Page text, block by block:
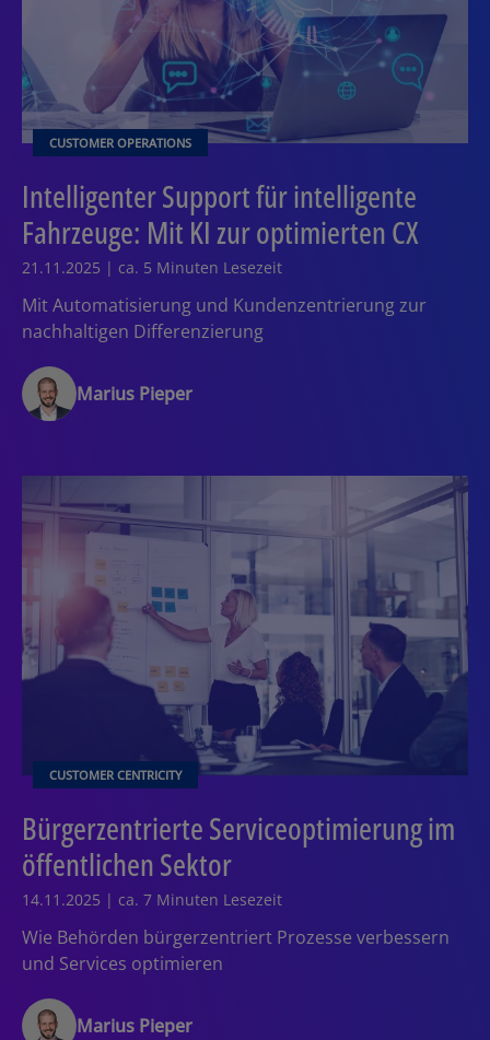
CUSTOMER OPERATIONS
Intelligenter Support für intelligente
Fahrzeuge: Mit KI zur optimierten CX
21.11.2025 | ca. 5 Minuten Lesezeit
Mit Automatisierung und Kundenzentrierung zur
nachhaltigen Differenzierung
Marius Pieper
CUSTOMER CENTRICITY
Bürgerzentrierte Serviceoptimierung im
öffentlichen Sektor
14.11.2025 | ca. 7 Minuten Lesezeit
Wie Behörden bürgerzentriert Prozesse verbessern
und Services optimieren
Marius Pieper